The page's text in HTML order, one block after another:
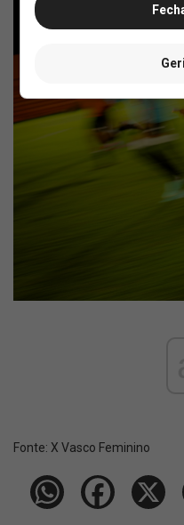
Fonte: X Vasco Feminino